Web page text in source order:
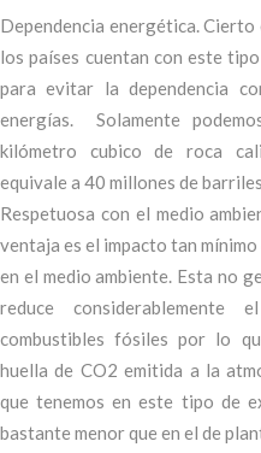
Dependencia energética. Cierto
los países cuentan con este
para evitar la dependencia
energías. Solamente
kilómetro cubico de roca
equivale a 40 millones de
Respetuosa con el medio
ventaja es el impacto tan
en el medio ambiente. Esta no
reduce considerablemente
combustibles fósiles por lo
huella de CO2 emitida a la
que tenemos en este tipo de
bastante menor que en el de